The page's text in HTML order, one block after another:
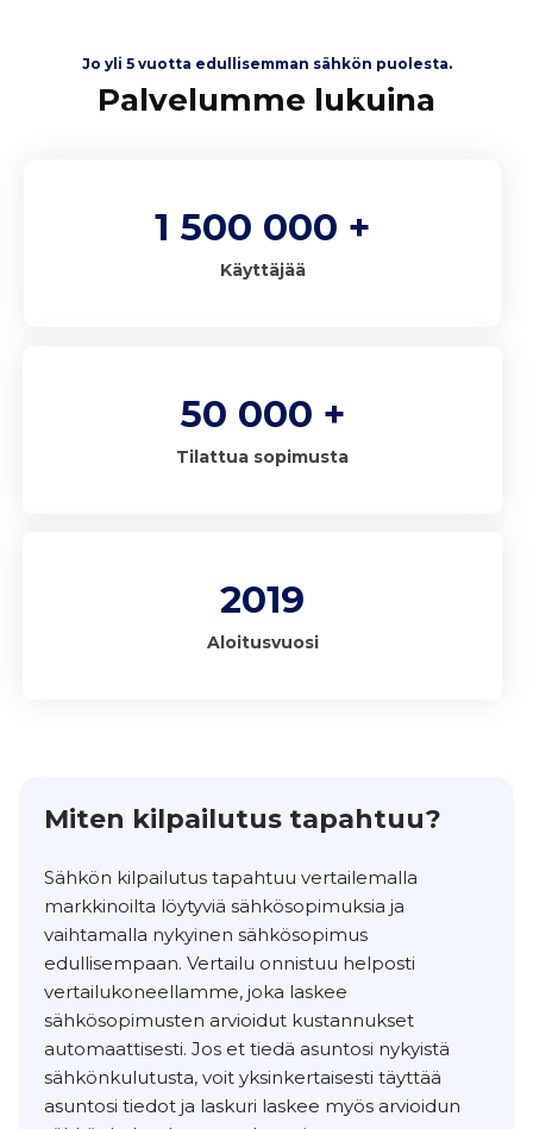
Jo yli 5 vuotta edullisemman sähkön puolesta.
Palvelumme lukuina
1 500 000 +
Käyttäjää
50 000 +
Tilattua sopimusta
2019
Aloitusvuosi
Miten kilpailutus tapahtuu?
Sähkön kilpailutus tapahtuu vertailemalla
markkinoilta löytyviä sähkösopimuksia ja
vaihtamalla nykyinen sähkösopimus
edullisempaan. Vertailu onnistuu helposti
vertailukoneellamme, joka laskee
sähkösopimusten arvioidut kustannukset
automaattisesti. Jos et tiedä asuntosi nykyistä
sähkönkulutusta, voit yksinkertaisesti täyttää
asuntosi tiedot ja laskuri laskee myös arvioidun